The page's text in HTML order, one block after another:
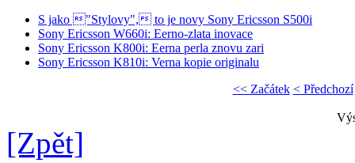
S jako "Stylovy", to je novy Sony Ericsson S500i
Sony Ericsson W660i: Eerno-zlata inovace
Sony Ericsson K800i: Eerna perla znovu zari
Sony Ericsson K810i: Verna kopie originalu
<< Začátek < Předchozí
[Zpět]